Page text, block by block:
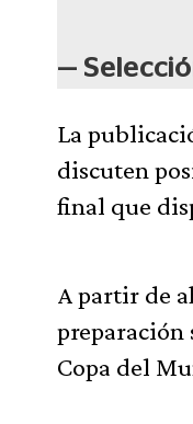
—
La
discuten
final que
A partir de
preparación
Copa del